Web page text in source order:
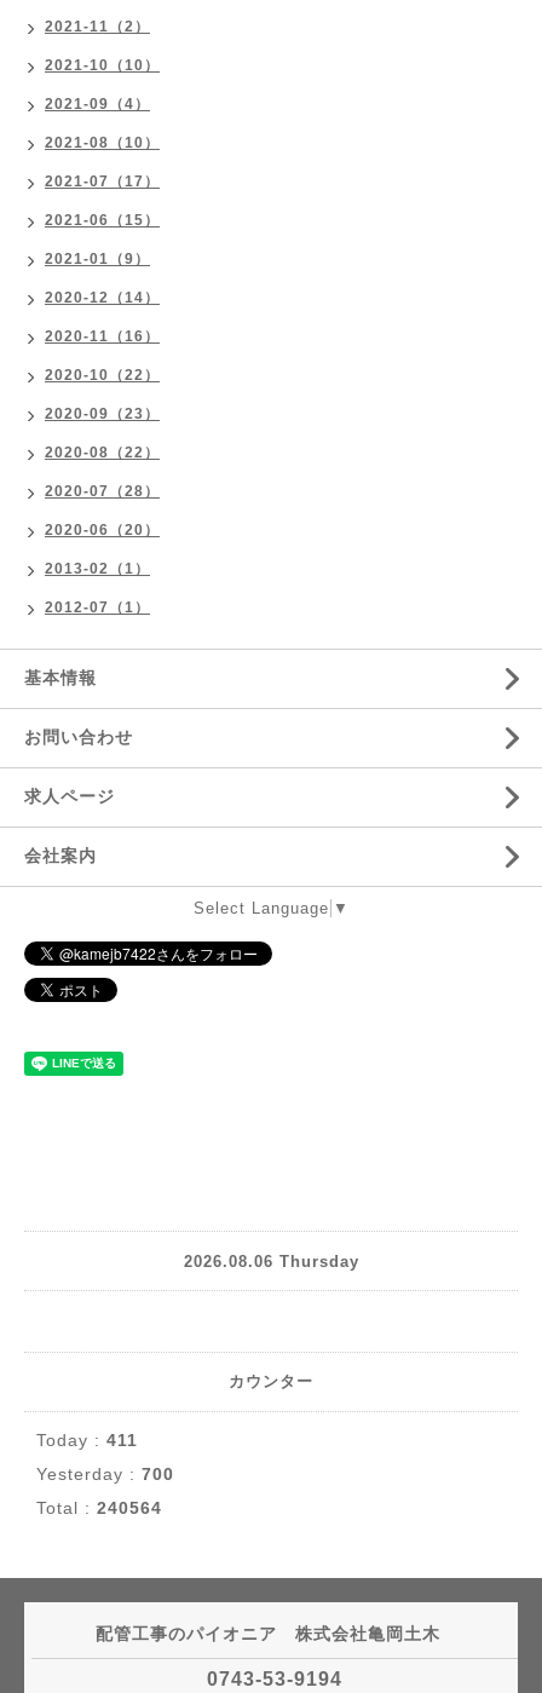
2021-11（2）
2021-10（10）
2021-09（4）
2021-08（10）
2021-07（17）
2021-06（15）
2021-01（9）
2020-12（14）
2020-11（16）
2020-10（22）
2020-09（23）
2020-08（22）
2020-07（28）
2020-06（20）
2013-02（1）
2012-07（1）
基本情報
お問い合わせ
求人ページ
会社案内
Select Language ▼
2026.08.06 Thursday
カウンター
Today : 411
Yesterday : 700
Total : 240564
配管工事のパイオニア 株式会社亀岡土木
0743-53-9194